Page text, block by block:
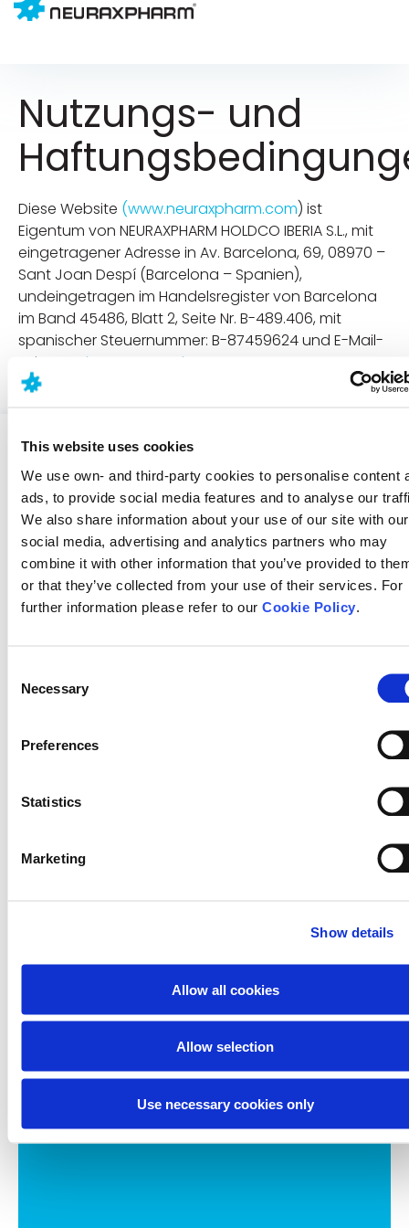
This website uses cookies
We use own- and third-party cookies to personalise content
ads, to provide social media features and to analyse our
We also share information about your use of our site with our
social media, advertising and analytics partners who may
combine it with other information that you’ve provided to
or that they’ve collected from your use of their services. For
further information please refer to our Cookie Policy
Selection
Necessary
Preferences
Statistics
Marketing
Show details
Allow all cookies
Allow selection
Use necessary cookies only
Nutzungs- und
Diese Website (www.neuraxpharm.com) ist
Eigentum von NEURAXPHARM HOLDCO IBERIA S.L., mit
eingetragener Adresse in Av. Barcelona, 69, 08970 –
Sant Joan Despí (Barcelona – Spanien),
undeingetragen im Handelsregister von Barcelona
im Band 45486, Blatt 2, Seite Nr. B-489.406, mit
spanischer Steuernummer: B-87459624 und E-Mail-
Adresse
dpo@neuraxpharm.com
ZNS
Portfolio
ZNS Fokus
Neuraxpharm Blog
Neuraxpharm
Unsere Verpflichtung
Tragen Sie sich in unsere
Mailingliste ein
dem Laufenden.